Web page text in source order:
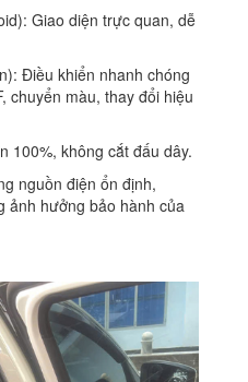
Giao diện trực quan, dễ
Điều khiển nhanh chóng
chuyển màu, thay đổi hiệu
100%, không cắt đấu dây.
nguồn điện ổn định,
ảnh hưởng bảo hành của